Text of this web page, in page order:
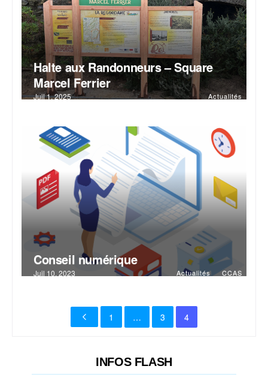
Actualités
Halte aux Randonneurs – Square
Marcel Ferrier
Juil 1, 2025
Actualités CCAS
Conseil numérique
Juil 10, 2023
1 … 3 4
INFOS FLASH